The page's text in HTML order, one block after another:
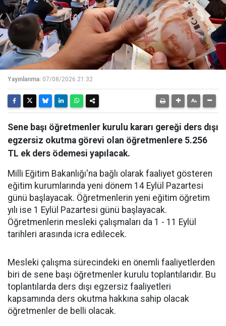
Yayınlanma: 07/08/2026 21:32
Sene başı öğretmenler kurulu kararı gereği ders dışı
egzersiz okutma görevi olan öğretmenlere 5.256
TL ek ders ödemesi yapılacak.
Milli Eğitim Bakanlığı'na bağlı olarak faaliyet gösteren
eğitim kurumlarında yeni dönem 14 Eylül Pazartesi
günü başlayacak. Öğretmenlerin yeni eğitim öğretim
yılı ise 1 Eylül Pazartesi günü başlayacak.
Öğretmenlerin mesleki çalışmaları da 1 - 11 Eylül
tarihleri arasında icra edilecek.
Mesleki çalışma sürecindeki en önemli faaliyetlerden
biri de sene başı öğretmenler kurulu toplantılarıdır. Bu
toplantılarda ders dışı egzersiz faaliyetleri
kapsamında ders okutma hakkına sahip olacak
öğretmenler de belli olacak.